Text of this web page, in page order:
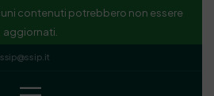
contenuti potrebbero non essere
aggiornati.
ssip@ssip.it